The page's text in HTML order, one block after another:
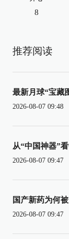
8
推荐阅读
最新月球“宝藏
2026-08-07 09:48
从“中国神器”
2026-08-07 09:47
国产新药为何
2026-08-07 09:47